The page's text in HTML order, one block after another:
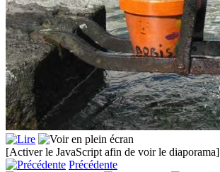
[Activer le JavaScript afin de voir le diaporama]
Précédente